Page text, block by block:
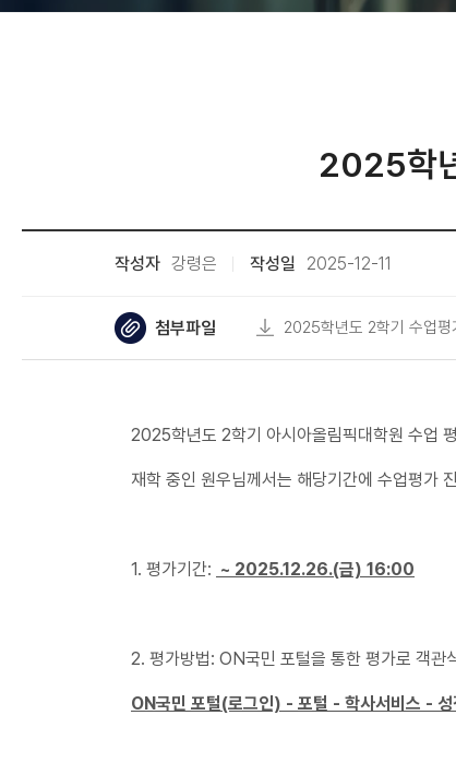
2025학
작성자 강령은 작성일 2025-12-11
첨부파일 2025학년도 2학기 수업
2025학년도 2학기 아시아올림픽대학원 수업
재학 중인 원우님께서는 해당기간에 수업평가
1. 평가기간: ~ 2025.12.26.(금) 16:00
2. 평가방법: ON국민 포털을 통한 평가로 객관
ON국민 포털(로그인) - 포털 - 학사서비스 -